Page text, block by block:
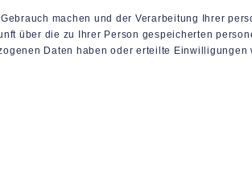
machen und der Verarbeitung Ihrer
über die zu Ihrer Person gespeicherten
Daten haben oder erteilte